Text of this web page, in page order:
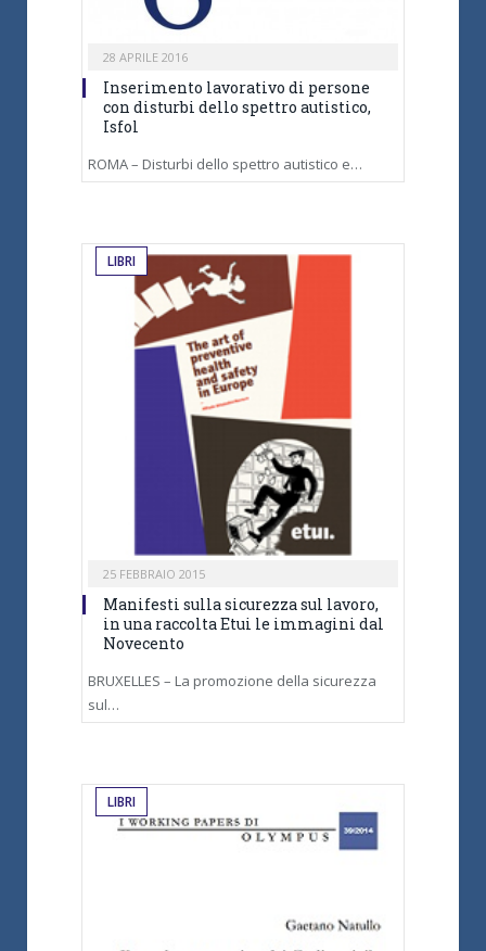
28 APRILE 2016
Inserimento lavorativo di persone
con disturbi dello spettro autistico,
Isfol
ROMA – Disturbi dello spettro autistico e…
LIBRI
25 FEBBRAIO 2015
Manifesti sulla sicurezza sul lavoro,
in una raccolta Etui le immagini dal
Novecento
BRUXELLES – La promozione della sicurezza
sul…
LIBRI